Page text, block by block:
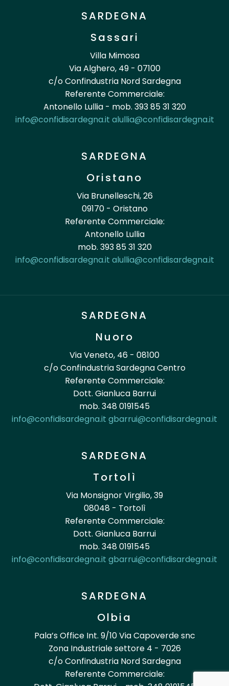
SARDEGNA
Sassari
Villa Mimosa
Via Alghero, 49 - 07100
c/o Confindustria Nord Sardegna
Referente Commerciale:
Antonello Lullia - mob. 393 85 31 320
info@confidisardegna.it alullia@confidisardegna.it
SARDEGNA
Oristano
Via Brunelleschi, 26
09170 - Oristano
Referente Commerciale:
Antonello Lullia
mob. 393 85 31 320
info@confidisardegna.it alullia@confidisardegna.it
SARDEGNA
Nuoro
Via Veneto, 46 - 08100
c/o Confindustria Sardegna Centro
Referente Commerciale:
Dott. Gianluca Barrui
mob. 348 0191545
info@confidisardegna.it gbarrui@confidisardegna.it
SARDEGNA
Tortolì
Via Monsignor Virgilio, 39
08048 - Tortolì
Referente Commerciale:
Dott. Gianluca Barrui
mob. 348 0191545
info@confidisardegna.it gbarrui@confidisardegna.it
SARDEGNA
Olbia
Pala’s Office Int. 9/10 Via Capoverde snc
Zona Industriale settore 4 - 7026
c/o Confindustria Nord Sardegna
Referente Commerciale: